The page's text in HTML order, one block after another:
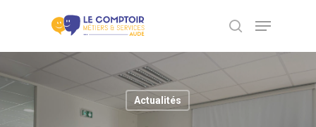
search
Menu
Actualités
Menu